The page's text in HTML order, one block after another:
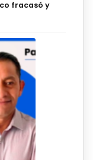
fracasó y